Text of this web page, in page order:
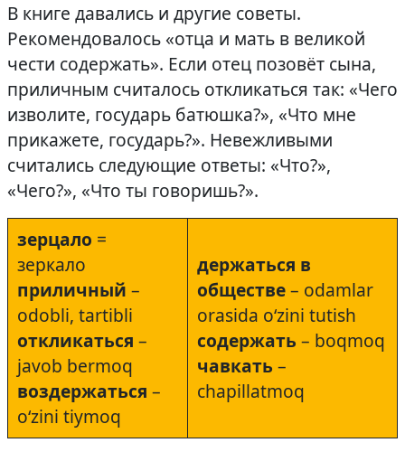
В книге давались и другие советы.
Рекомендовалось «отца и мать в великой
чести содержать». Если отец позовёт сына,
приличным считалось откликаться так: «Чего
изволите, государь батюшка?», «Что мне
прикажете, государь?». Невежливыми
считались следующие ответы: «Что?»,
«Чего?», «Что ты говоришь?».
зерцало =
зеркало
приличный –
odobli, tartibli
откликаться –
javob bermoq
воздержаться –
o‘zini tiymoq
держаться в
обществе– odamlar
orasida o‘zini tutish
содержать – boqmoq
чавкать –
chapillatmoq